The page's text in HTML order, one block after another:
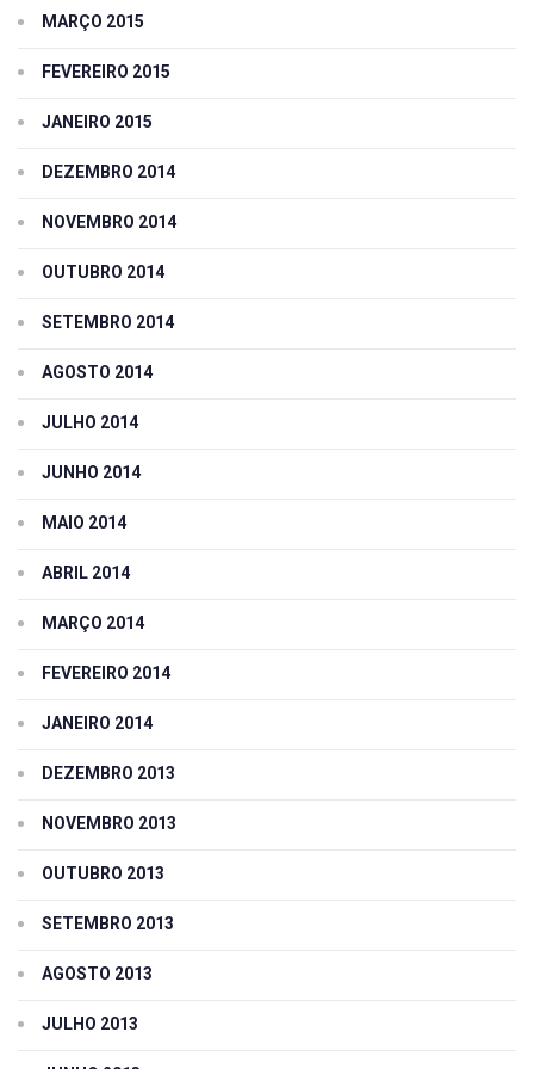
MARÇO 2015
FEVEREIRO 2015
JANEIRO 2015
DEZEMBRO 2014
NOVEMBRO 2014
OUTUBRO 2014
SETEMBRO 2014
AGOSTO 2014
JULHO 2014
JUNHO 2014
MAIO 2014
ABRIL 2014
MARÇO 2014
FEVEREIRO 2014
JANEIRO 2014
DEZEMBRO 2013
NOVEMBRO 2013
OUTUBRO 2013
SETEMBRO 2013
AGOSTO 2013
JULHO 2013